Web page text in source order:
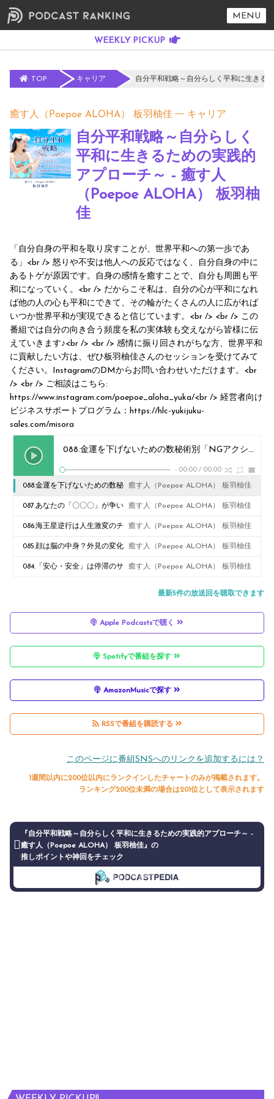
MENU
TOP キャリア 自分平和戦略～自分らしく平和に生きる
癒す人（Poepoe ALOHA） 板羽柚佳 キャリア
自分平和戦略～自分らしく
平和に生きるための実践的
アプローチ～ - 癒す人
（Poepoe ALOHA） 板羽柚
佳
「自分自身の平和を取り戻すことが、世界平和への第一歩であ
る」<br /> 怒りや不安は他人への反応ではなく、自分自身の中に
あるトゲが原因です。自身の感情を癒すことで、自分も周囲も平
和になっていく。<br /> だからこそ私は、自分の心が平和になれ
ば他の人の心も平和にできて、その輪がたくさんの人に広がれば
いつか世界平和が実現できると信じています。<br /> <br /> この
番組では自分の向き合う頻度を私の実体験も交えながら皆様に伝
えていきます♪<br /> <br /> 感情に振り回されがちな方、世界平和
に貢献したい方は、ぜひ板羽柚佳さんのセッションを受けてみて
ください。InstagramのDMからお問い合わせいただけます。<br
/> <br /> ご相談はこちら:
https://www.instagram.com/poepoe_aloha_yuka/<br /> 経営者向け
ビジネスサポートプログラム：https://hlc-yukijuku-
sales.com/misora
088.金運を下げないための数秘術別「NGアクション」
- 00:00 / 00:00
088.金運を下げないための数秘
術別「NGアクション」
癒す人（Poepoe ALOHA） 板羽柚佳
087.あなたの「〇〇〇」が争い
を生む？自分だけの〇〇〇を手
放す
癒す人（Poepoe ALOHA） 板羽柚佳
086.海王星逆行は人生激変のチ
ャンス！「腹の底の本音」で世
界を動かすテコの原理
癒す人（Poepoe ALOHA） 板羽柚佳
085.顔は脳の中身？外見の変化
から心のアップデートを読み解
癒す人（Poepoe ALOHA） 板羽柚佳
084.「安心・安全」は停滞のサ 癒す人（Poepoe ALOHA） 板羽柚佳
最新5件の放送回を聴取できます
Apple Podcastsで聴く
Spotifyで番組を探す
AmazonMusicで探す
RSSで番組を購読する
このページに番組SNSへのリンクを追加するには？
1週間以内に200位以内にランクインしたチャートのみが掲載されます。
ランキング200位未満の場合は201位として表示されます
『自分平和戦略～自分らしく平和に生きるための実践的アプローチ～ -
癒す人（Poepoe ALOHA） 板羽柚佳』の
推しポイントや神回をチェック